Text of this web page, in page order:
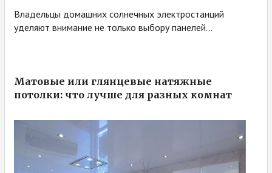
Владельцы домашних солнечных электростанций
уделяют внимание не только выбору панелей...
Матовые или глянцевые натяжные
потолки: что лучше для разных комнат